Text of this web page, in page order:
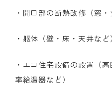
・開口部の断熱改修（窓・
・躯体（壁・床・天井な
・エコ住宅設備の設置（
率給湯器など）